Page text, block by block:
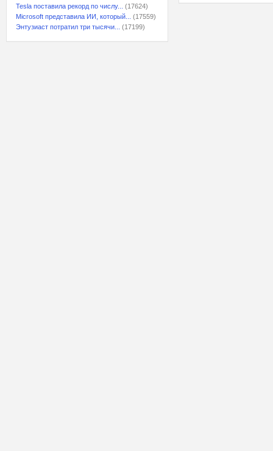
Tesla поставила рекорд по числу...
(17624)
Microsoft представила ИИ, который...
(17559)
Энтузиаст потратил три тысячи...
(17199)